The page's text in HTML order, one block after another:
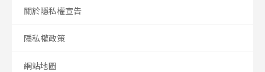
關於隱私權宣告
隱私權政策
網站地圖